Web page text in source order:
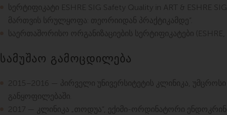
სერტიფიკატი ESHRE SIG Safety Quality in ART & ESHRE
მართვის სრულყოფა: თეორიიდან პრაქტიკამდე”.
საერთაშორისო ორგანიზაციების სერტიფიკატები (ESHRE,
სამუშაო გამოცდილება
2015–2016 — პირველი უნივერსიტეტის კლინიკა,
განყოფილებაში.
2017 — კლინიკა „თოდუა”, ექიმი-ორდინატორი